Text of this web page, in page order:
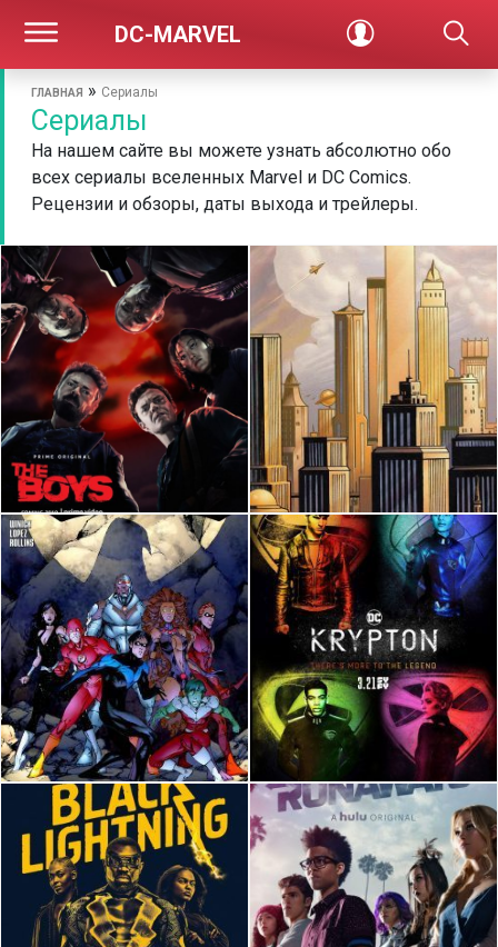
DC-MARVEL
ГЛАВНАЯ » Сериалы
Сериалы
На нашем сайте вы можете узнать абсолютно обо
всех сериалы вселенных Marvel и DC Comics.
Рецензии и обзоры, даты выхода и трейлеры.